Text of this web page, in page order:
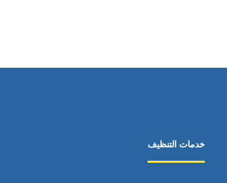
خدمات التنظيف